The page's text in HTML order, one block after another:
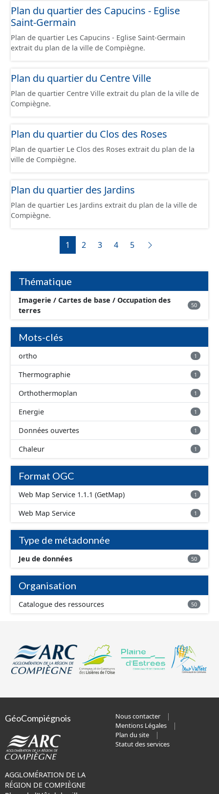
Plan du quartier des Capucins - Eglise
Saint-Germain
Plan de quartier Les Capucins - Eglise Saint-Germain
extrait du plan de la ville de Compiègne.
Plan du quartier du Centre Ville
Plan de quartier Centre Ville extrait du plan de la ville de
Compiègne.
Plan du quartier du Clos des Roses
Plan de quartier Le Clos des Roses extrait du plan de la
ville de Compiègne.
Plan du quartier des Jardins
Plan de quartier Les Jardins extrait du plan de la ville de
Compiègne.
1 2 3 4 5
Thématique
Imagerie / Cartes de base / Occupation des
terres
50
Mots-clés
ortho 1
Thermographie 1
Orthothermoplan 1
Energie 1
Données ouvertes 1
Chaleur 1
Format OGC
Web Map Service 1.1.1 (GetMap) 1
Web Map Service 1
Type de métadonnée
Jeu de données 50
Organisation
Catalogue des ressources 50
GéoCompiégnois
AGGLOMÉRATION DE LA
RÉGION DE COMPIÈGNE
Nous contacter
Mentions Légales
Plan du site
Statut des services